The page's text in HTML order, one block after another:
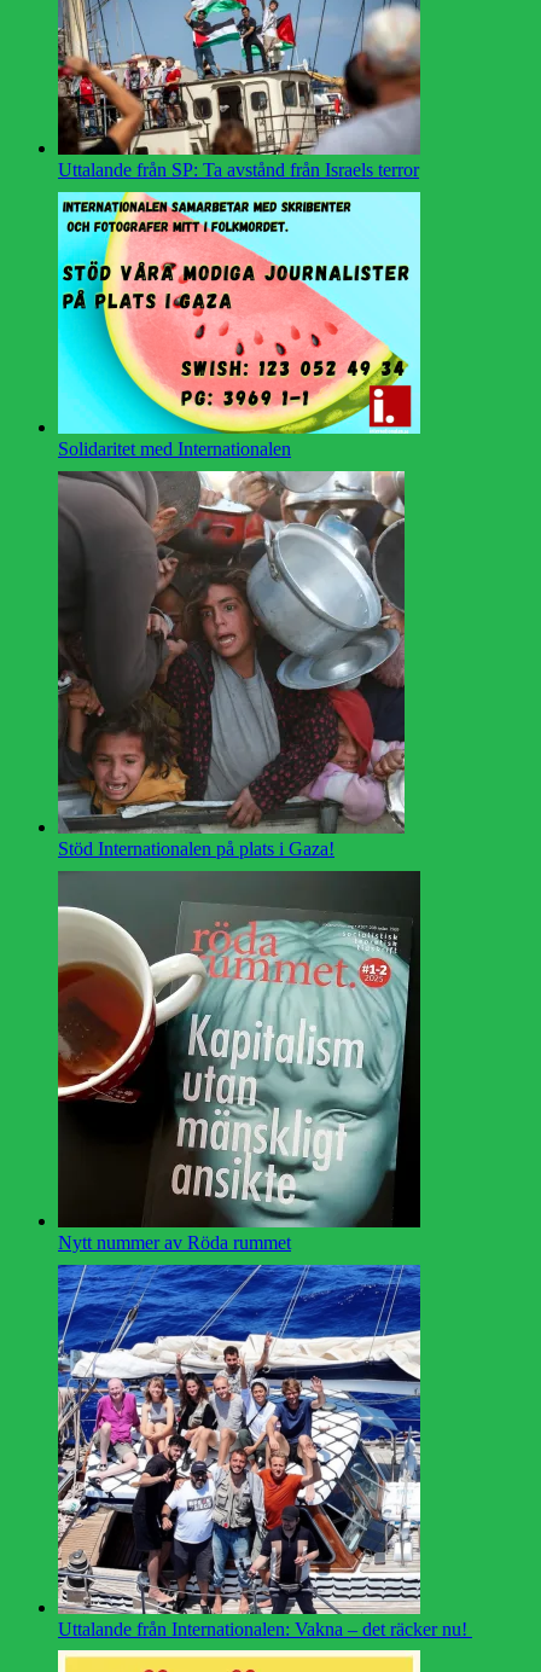
Uttalande från SP: Ta avstånd från Israels terror
Solidaritet med Internationalen
Stöd Internationalen på plats i Gaza!
Nytt nummer av Röda rummet
Uttalande från Internationalen: Vakna – det räcker nu!